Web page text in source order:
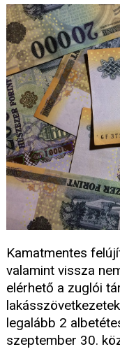
Kamatmentes
valamint vissza
elérhető a zuglói
legalább 2
szeptember 30.